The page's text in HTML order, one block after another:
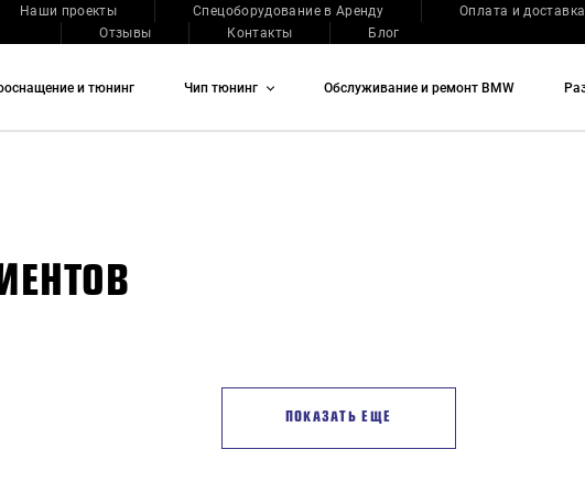
Наши проекты Спецоборудование в Аренду
Оплата и доставка
Отзывы
Контакты Блог
и тюнинг Чип тюнинг Обслуживание и ремонт BMW
ПОКАЗАТЬ ЕЩЕ